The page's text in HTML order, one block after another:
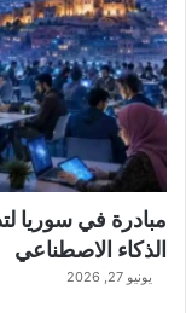
مبادرة في سوريا
الذكاء الاصطناعي
يونيو 27, 2026